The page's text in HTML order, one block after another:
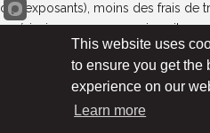
des exposants), moins des frais de
américains par personne inscrite,
effectuées par écrit au moins 46
conférence. Aucun
effectuées 45 jours avant le
personnes inscrites qui ne
This website uses
to ensure you get the
experience on our
Learn more